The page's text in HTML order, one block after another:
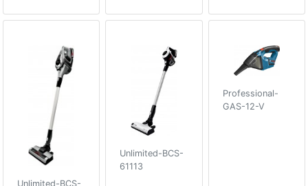
Unlimited-BCS-
Unlimited-BCS-
61113
Professional-
GAS-12-V